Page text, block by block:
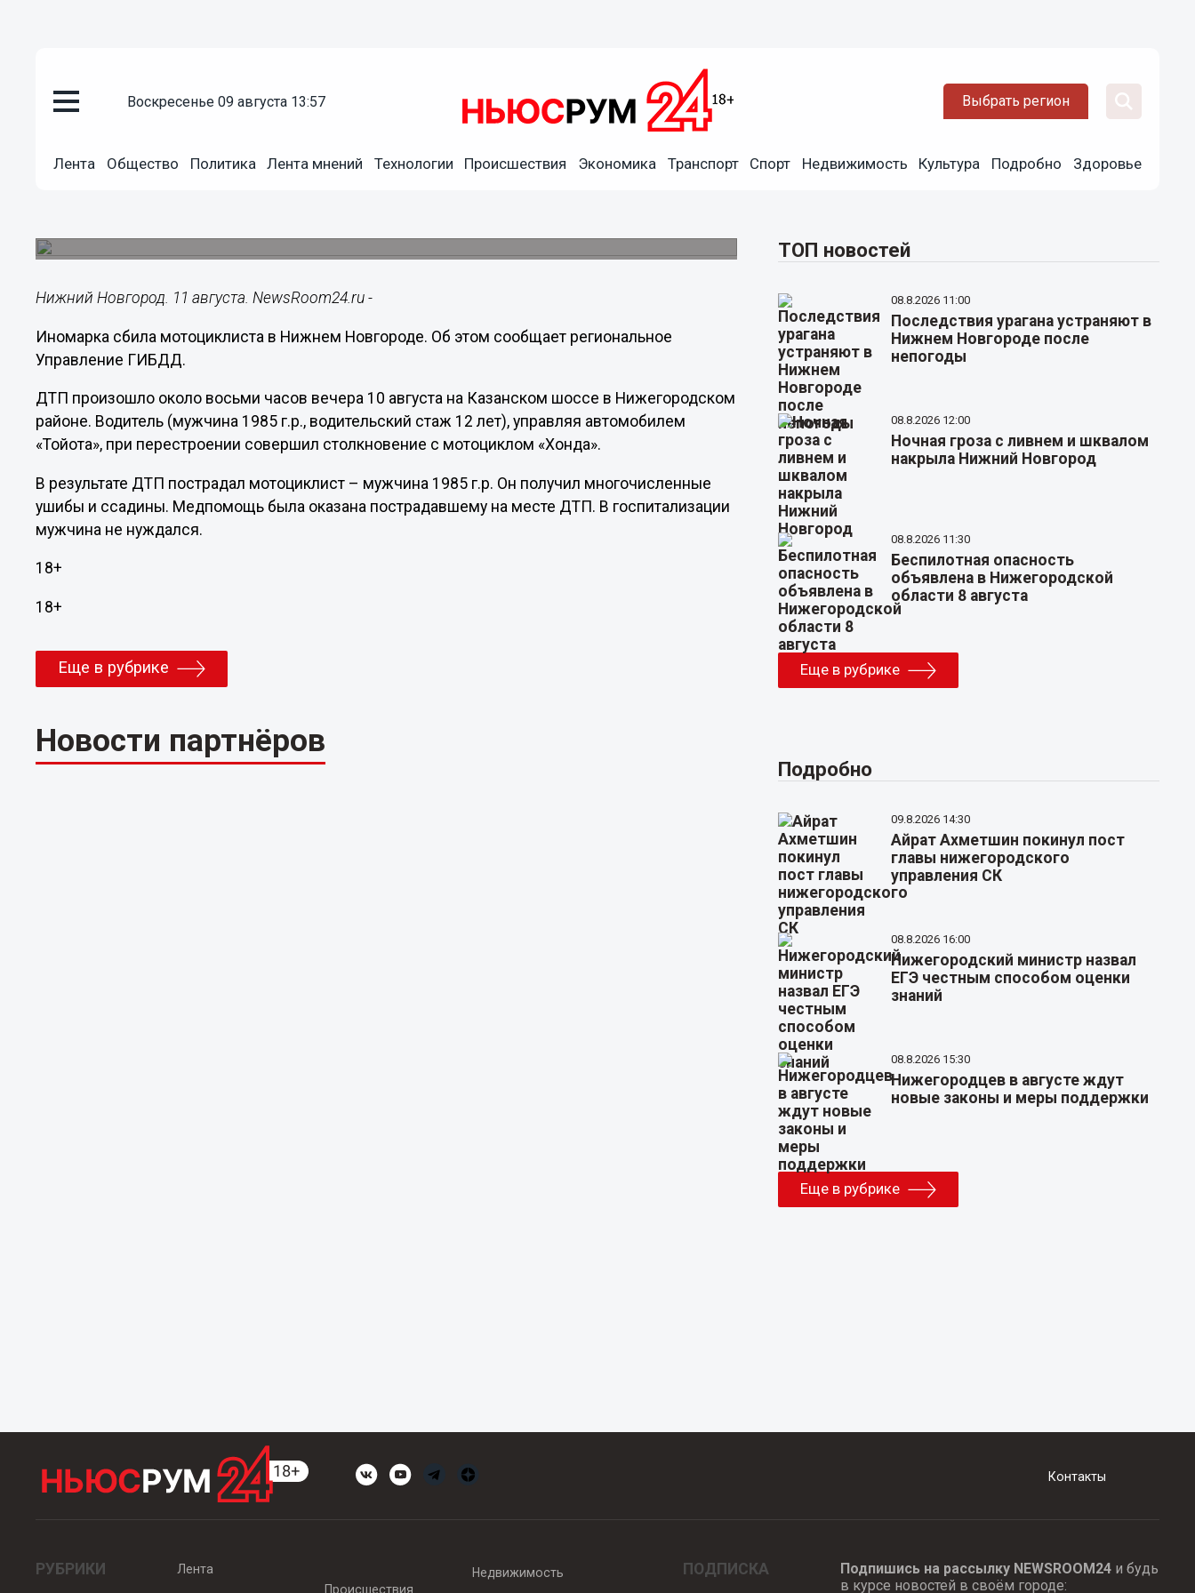
воскресенье 09 августа 13:57 Выбрать регион
Лента Общество Политика Лента мнений Технологии Происшествия Экономика Транспорт Спорт Недвижимость Культура Подробно Здоровье
11.08.201721:22
Нижний Новгород. 11 августа. NewsRoom24.ru -
Иномарка сбила мотоциклиста в Нижнем Новгороде. Об этом сообщает региональное
Управление ГИБДД.
ДТП произошло около восьми часов вечера 10 августа на Казанском шоссе в Нижегородском
районе. Водитель (мужчина 1985 г.р., водительский стаж 12 лет), управляя автомобилем
«Тойота», при перестроении совершил столкновение с мотоциклом «Хонда».
В результате ДТП пострадал мотоциклист – мужчина 1985 г.р. Он получил многочисленные
ушибы и ссадины. Медпомощь была оказана пострадавшему на месте ДТП. В госпитализации
мужчина не нуждался.
18+
18+
Еще в рубрике
Новости партнёров
ТОП новостей
08.8.2026 11:00
Последствия урагана устраняют в
Нижнем Новгороде после
непогоды
08.8.2026 12:00
Ночная гроза с ливнем и шквалом
накрыла Нижний Новгород
08.8.2026 11:30
Беспилотная опасность
объявлена в Нижегородской
области 8 августа
Еще в рубрике
Подробно
09.8.2026 14:30
Айрат Ахметшин покинул пост
главы нижегородского
управления СК
08.8.2026 16:00
Нижегородский министр назвал
ЕГЭ честным способом оценки
знаний
08.8.2026 15:30
Нижегородцев в августе ждут
новые законы и меры поддержки
Еще в рубрике
Контакты
РУБРИКИ
Лента
Происшествия
Недвижимость ПОДПИСКА Подпишись на рассылку NEWSROOM24и будь
в курсе новостей в своём городе: